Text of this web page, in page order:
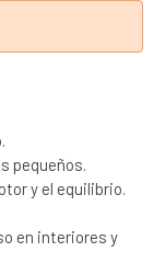
pequeños.
y el equilibrio.
en interiores y